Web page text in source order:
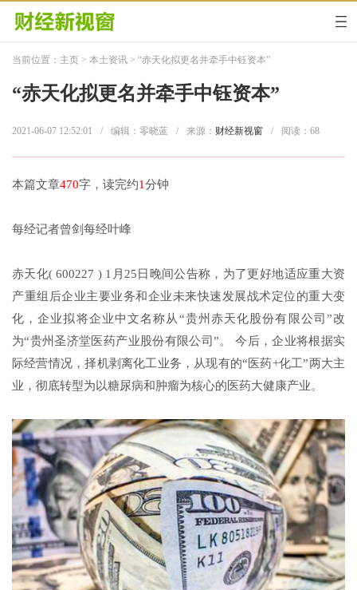
当前位置： 主页 > 本土资讯 > “赤天化拟更名并牵手中钰资本”
“赤天化拟更名并牵手中钰资本”
2021-06-07 12:52:01 / 编辑：零晓蓝 / 来源： 财经新视窗 / 阅读： 68
本篇文章470字，读完约1分钟
每经记者曾剑每经叶峰
赤天化( 600227 ) 1月25日晚间公告称，为了更好地适应重大资
产重组后企业主要业务和企业未来快速发展战术定位的重大变
化，企业拟将企业中文名称从“贵州赤天化股份有限公司”改
为“贵州圣济堂医药产业股份有限公司”。 今后，企业将根据实
际经营情况，择机剥离化工业务，从现有的“医药+化工”两大主
业，彻底转型为以糖尿病和肿瘤为核心的医药大健康产业。